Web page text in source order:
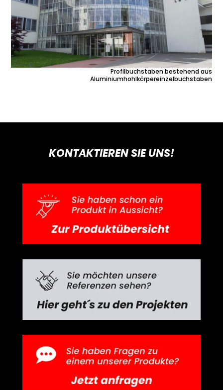
Profilbuchstaben bestehend aus
Aluminiumhohlkörpereinzelbuchstaben
KONTAKTIEREN SIE UNS!